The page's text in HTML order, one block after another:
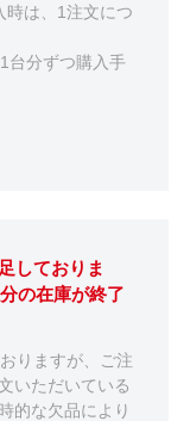
時は、1注文につ
台分ずつ購入手
しておりま
の在庫が終了
りますが、ご注
いただいている
的な欠品により